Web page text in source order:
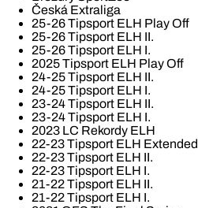
Česká Extraliga
25-26 Tipsport ELH Play Off
25-26 Tipsport ELH II.
25-26 Tipsport ELH I.
2025 Tipsport ELH Play Off
24-25 Tipsport ELH II.
24-25 Tipsport ELH I.
23-24 Tipsport ELH II.
23-24 Tipsport ELH I.
2023 LC Rekordy ELH
22-23 Tipsport ELH Extended
22-23 Tipsport ELH II.
22-23 Tipsport ELH I.
21-22 Tipsport ELH II.
21-22 Tipsport ELH I.